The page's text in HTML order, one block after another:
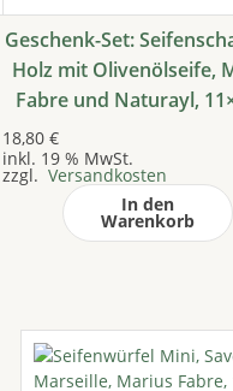
Geschenk-Set:
Holz mit Olivenölseife,
Fabre und Naturayl,
18,80 €
inkl. 19 % MwSt.
zzgl. Versandkosten
In den
Warenkorb